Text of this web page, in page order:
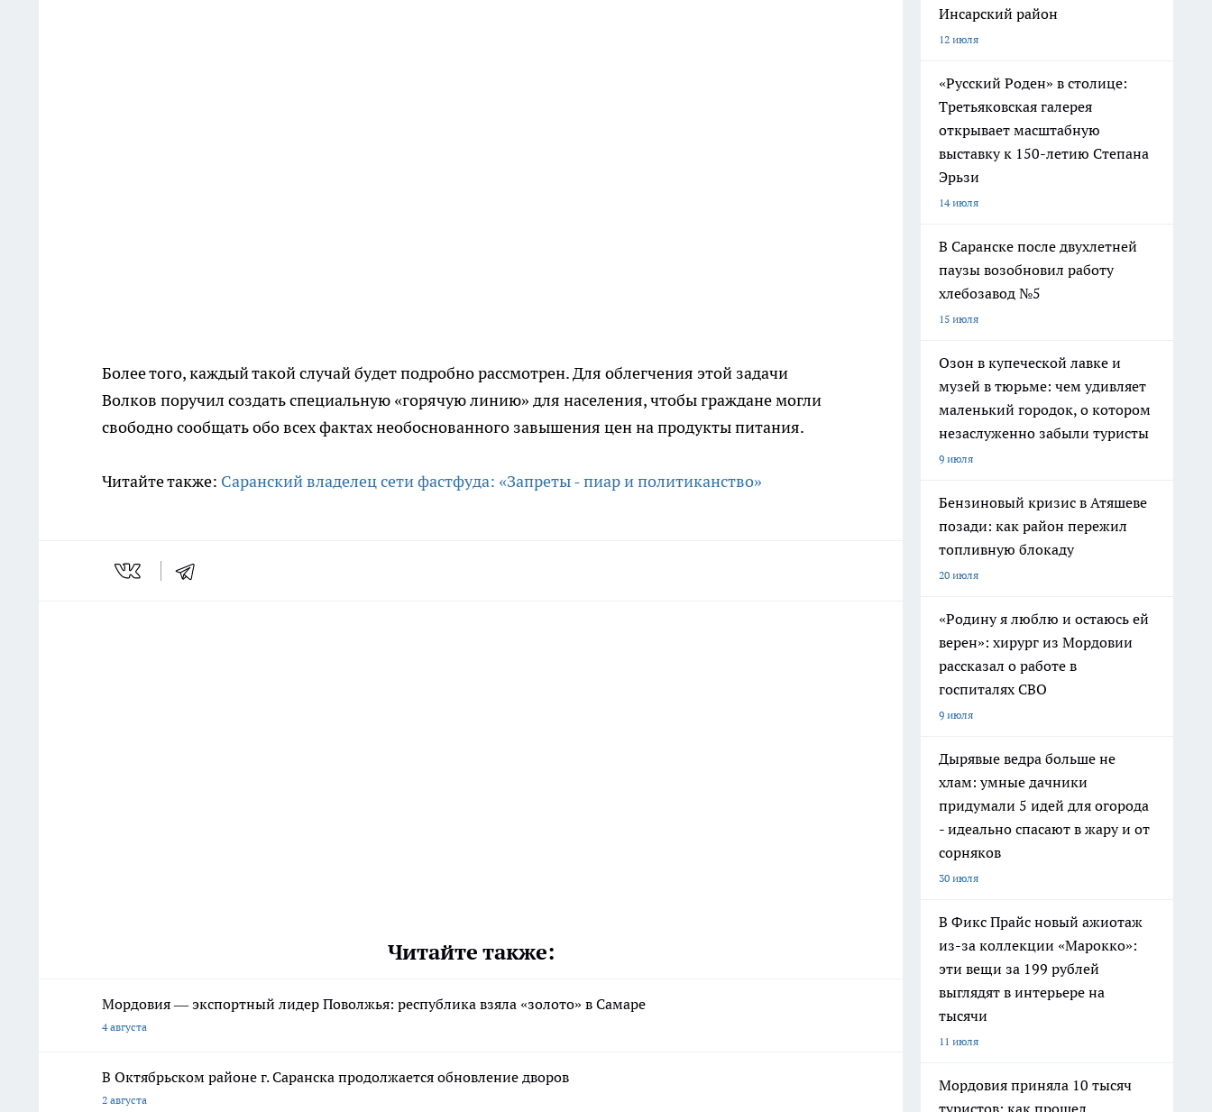
Более того, каждый такой случай будет подробно рассмотрен. Для облегчения этой задачи
Волков поручил создать специальную «горячую линию» для населения, чтобы граждане могли
свободно сообщать обо всех фактах необоснованного завышения цен на продукты питания.
Читайте также: Саранский владелец сети фастфуда: «Запреты - пиар и политиканство»
Читайте также:
Мордовия — экспортный лидер Поволжья: республика взяла «золото» в Самаре
4 августа
В Октябрьском районе г. Саранска продолжается обновление дворов
2 августа
Инсарский район
12 июля
«Русский Роден» в столице:
Третьяковская галерея
открывает масштабную
выставку к 150-летию Степана
Эрьзи
14 июля
В Саранске после двухлетней
паузы возобновил работу
хлебозавод №5
15 июля
Озон в купеческой лавке и
музей в тюрьме: чем удивляет
маленький городок, о котором
незаслуженно забыли туристы
9 июля
Бензиновый кризис в Атяшеве
позади: как район пережил
топливную блокаду
20 июля
«Родину я люблю и остаюсь ей
верен»: хирург из Мордовии
рассказал о работе в
госпиталях СВО
9 июля
Дырявые ведра больше не
хлам: умные дачники
придумали 5 идей для огорода
- идеально спасают в жару и от
сорняков
30 июля
В Фикс Прайс новый ажиотаж
из-за коллекции «Марокко»:
эти вещи за 199 рублей
выглядят в интерьере на
тысячи
11 июля
Мордовия приняла 10 тысяч
туристов: как прошел